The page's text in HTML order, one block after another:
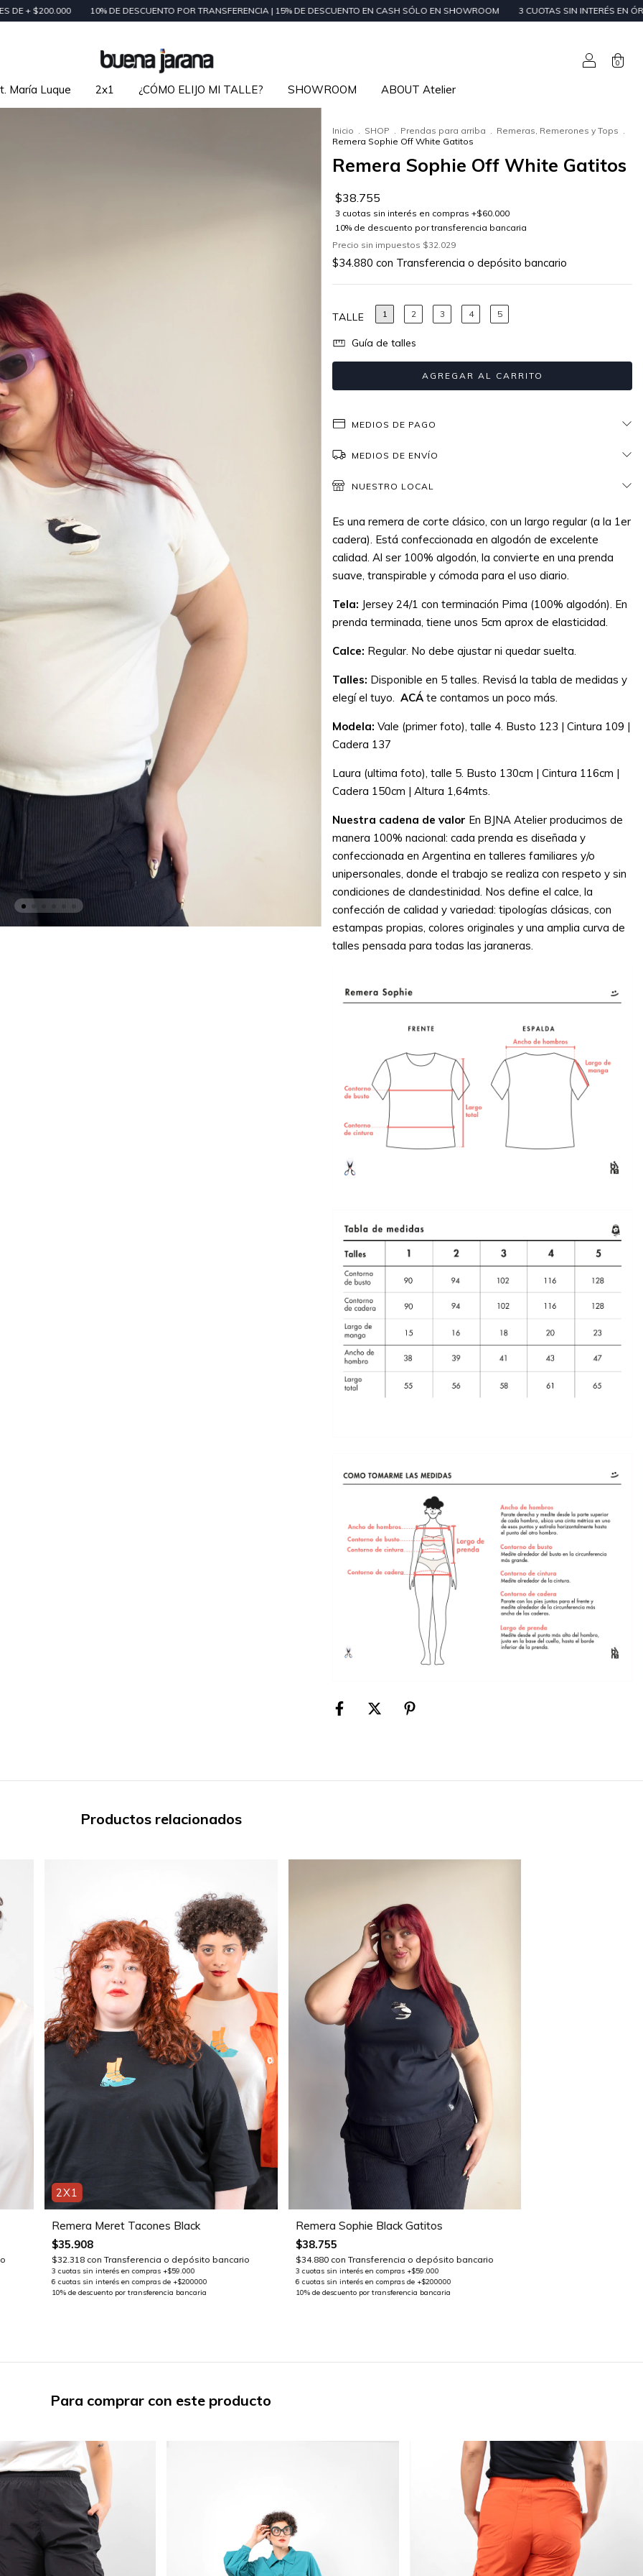
10% DE DESCUENTO POR TRANSFERENCIA | 15% DE DESCUENTO EN CASH SÓLO EN SHOWROOM 3 CUOTAS SIN INTERÉS EN ÓRDENES DE +
0
María Luque 2x1 ¿CÓMO ELIJO MI TALLE? SHOWROOM ABOUT Atelier
Inicio . SHOP . Prendas para arriba . Remeras, Remerones y Tops .
Remera Sophie Off White Gatitos
Remera Sophie Off White Gatitos
$38.755
Precio sin impuestos $32.029
$34.880 con Transferencia o depósito bancario
TALLE 1 2 3 4 5
Guía de talles
MEDIOS DE PAGO
MEDIOS DE ENVÍO
NUESTRO LOCAL
Es una remera de corte clásico, con un largo regular (a la 1er
cadera). Está confeccionada en algodón de excelente
calidad. Al ser 100% algodón, la convierte en una prenda
suave, transpirable y cómoda para el uso diario.
Tela: Jersey 24/1 con terminación Pima (100% algodón). En
prenda terminada, tiene unos 5cm aprox de elasticidad.
Calce: Regular. No debe ajustar ni quedar suelta.
Talles: Disponible en 5 talles. Revisá la tabla de medidas y
elegí el tuyo. ACÁ te contamos un poco más.
Modela: Vale (primer foto), talle 4. Busto 123 | Cintura 109 |
Cadera 137
Laura (ultima foto), talle 5. Busto 130cm | Cintura 116cm |
Cadera 150cm | Altura 1,64mts.
Nuestra cadena de valor En BJNA Atelier producimos de
manera 100% nacional: cada prenda es diseñada y
confeccionada en Argentina en talleres familiares y/o
unipersonales, donde el trabajo se realiza con respeto y sin
condiciones de clandestinidad. Nos define el calce, la
confección de calidad y variedad: tipologías clásicas, con
estampas propias, colores originales y una amplia curva de
talles pensada para todas las jaraneras.
Productos relacionados
2X1
Remera Meret Tacones Black
$35.908
$32.318 con Transferencia o depósito bancario
Remera Sophie Black Gatitos
$38.755
$34.880 con Transferencia o depósito bancario
Para comprar con este producto